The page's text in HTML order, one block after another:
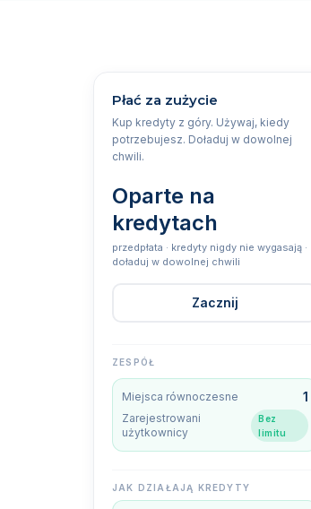
Płać za zużycie
Kup kredyty z góry. Używaj, kiedy
potrzebujesz. Doładuj w dowolnej
chwili.
Oparte na
kredytach
przedpłata · kredyty nigdy nie wygasają ·
doładuj w dowolnej chwili
Zacznij
ZESPÓŁ
Miejsca równoczesne 1
Zarejestrowani
użytkownicy
Bez
limitu
JAK DZIAŁAJĄ KREDYTY